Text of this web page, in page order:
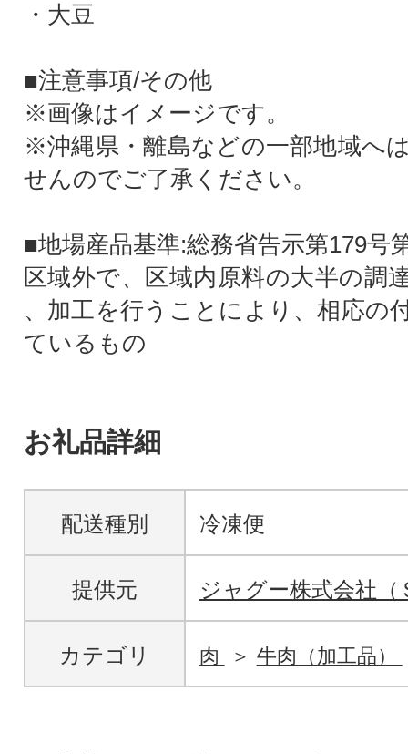
・大豆
■注意事項/その他
※画像はイメージです。
※沖縄県・離島などの一部地域へ
せんのでご了承ください。
■地場産品基準:総務省告示第179号
区域外で、区域内原料の大半の調
、加工を行うことにより、相応の
ているもの
お礼品詳細
配送種別 冷凍便
提供元 ジャグー株式会社（
カテゴリ 肉 牛肉（加工品）